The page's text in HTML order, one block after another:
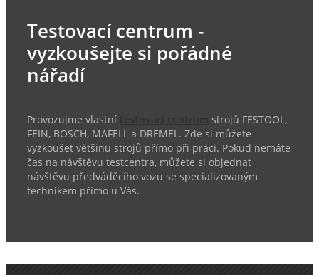
Testovací centrum -
vyzkoušejte si pořádné
nářadí
Provozujme vlastní
strojů FESTOOL,
FEIN, BOSCH, MAFELL a DREMEL. Zde si můžete
vyzkoušet většinu strojů přímo při práci. Pokud nemáte
čas na návštěvu testcentra, můžete si objednat
návštěvu předváděcího vozu se specializovaným
technikem přímo u Vás.